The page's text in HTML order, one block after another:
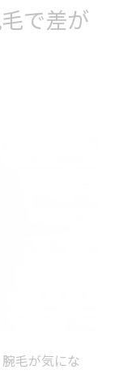
感
放
脱毛）
で差をつ
で差が
毛が気にな